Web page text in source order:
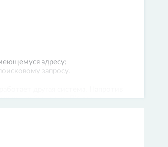
адресу;
запросу.
требуется ли ПК для его